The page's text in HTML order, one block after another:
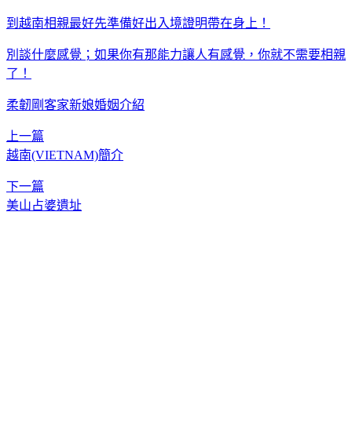
到越南相親最好先準備好出入境證明帶在身上！
別談什麼感覺；如果你有那能力讓人有感覺，你就不需要相親
了！
柔韌剛客家新娘婚姻介紹
上一篇
越南(VIETNAM)簡介
下一篇
美山占婆遺址